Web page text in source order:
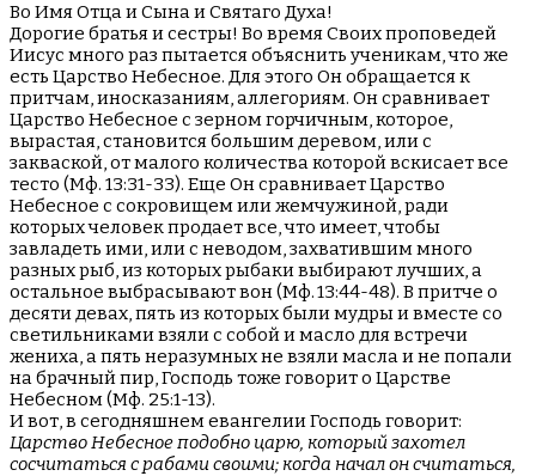
Во Имя Отца и Сына и Святаго Духа!
Дорогие братья и сестры! Во время Своих проповедей
Иисус много раз пытается объяснить ученикам, что же
есть Царство Небесное. Для этого Он обращается к
притчам, иносказаниям, аллегориям. Он сравнивает
Царство Небесное с зерном горчичным, которое,
вырастая, становится большим деревом, или с
закваской, от малого количества которой вскисает все
тесто (Мф. 13:31-33). Еще Он сравнивает Царство
Небесное с сокровищем или жемчужиной, ради
которых человек продает все, что имеет, чтобы
завладеть ими, или с неводом, захватившим много
разных рыб, из которых рыбаки выбирают лучших, а
остальное выбрасывают вон (Мф. 13:44-48). В притче о
десяти девах, пять из которых были мудры и вместе со
светильниками взяли с собой и масло для встречи
жениха, а пять неразумных не взяли масла и не попали
на брачный пир, Господь тоже говорит о Царстве
Небесном (Мф. 25:1-13).
И вот, в сегодняшнем евангелии Господь говорит:
Царство Небесное подобно царю, который захотел
сосчитаться с рабами своими; когда начал он считаться,